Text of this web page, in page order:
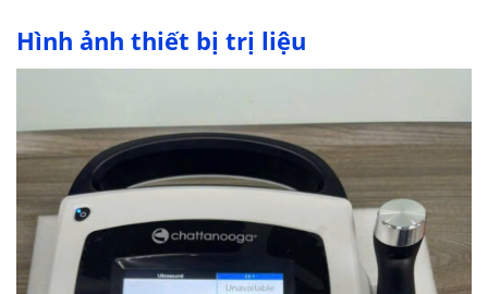
Hình ảnh thiết bị trị liệu